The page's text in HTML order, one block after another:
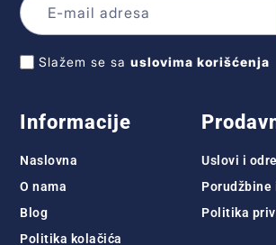
Slažem se sauslovima korišćenja
Informacije
Naslovna
O nama
Blog
Politika kolačića
Uslovi i
Porudžbine
Politika